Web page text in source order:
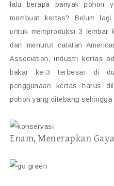
lalu berapa banyak pohon
membuat kertas? Belum
untuk memproduksi 3
dan menurut catatan
Association, industri kertas
bakar ke-3 terbesar di
penggunaan kertas harus
pohon yang ditebang
Enam, Menerapkan